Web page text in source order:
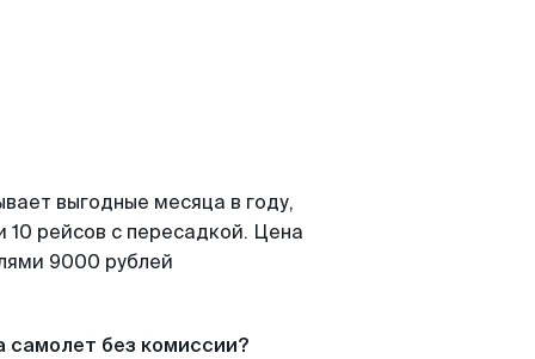
выгодные месяца в году,
рейсов с пересадкой. Цена
9000 рублей
самолет без комиссии?